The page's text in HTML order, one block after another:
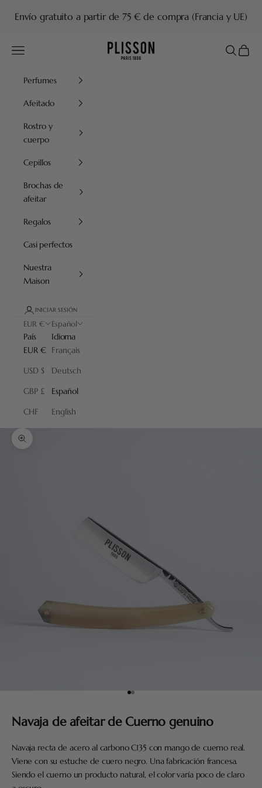
Envío gratuito a partir de 75 € de compra (Francia y UE)
Plisson 1808
Menú Buscar
Cesta
Perfumes
Afeitado
Rostro y
cuerpo
Cepillos
Brochas de
afeitar
Regalos
Casi perfectos
Nuestra
Maison
INICIAR SESIÓN
EUR €
País
EUR €
USD $
GBP £
CHF
Español
Idioma
Français
Deutsch
Español
English
Zoom
Ir al artículo 1
Ir al artículo 2
Navaja de afeitar de Cuerno genuino
Navaja recta de acero al carbono C135 con mango de cuerno real.
Viene con su estuche de cuero negro. Una fabricación francesa.
Siendo el cuerno un producto natural, el color varía poco de claro